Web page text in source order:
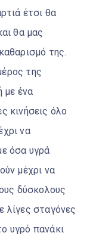
έτσι θα
θα μας
της.
της
με ένα
κινήσεις όλο
να
όσα υγρά
μέχρι να
δύσκολους
λίγες σταγόνες
υγρό πανάκι